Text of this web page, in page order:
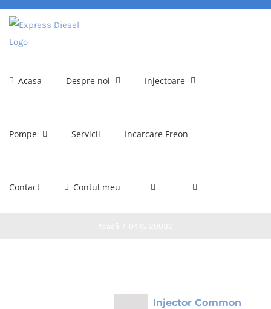
Skip
content
Acasa Despre noi Injectoare
Pompe Servicii Incarcare Freon
Contact Contul meu
Injector Common